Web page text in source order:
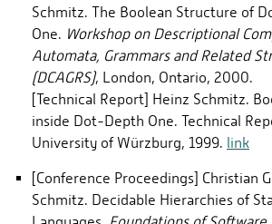
Schmitz. The Boolean Structure of
One. Workshop on Descriptional
Automata, Grammars and Related
(DCAGRS), London, Ontario, 2000.
[Technical Report] Heinz Schmitz.
inside Dot-Depth One. Technical
University of Würzburg, 1999. link
[Conference Proceedings] Christian
Schmitz. Decidable Hierarchies of